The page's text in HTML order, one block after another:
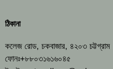
ঠিকানা
কলেজ রোড, চকবাজার, ৪২০৩ চট্টগ্রাম
ফোনঃ+৮৮০৩১৬১৬০৪৫